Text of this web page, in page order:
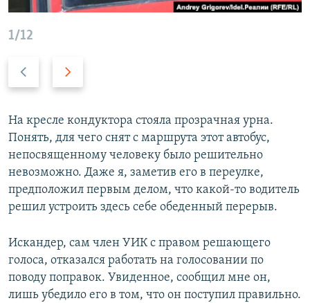
1/12
д
ы
д
у
щ
и
с
л
а
й
д
у
ю
щ
и
й
л
а
й
д
На кресле кондуктора стояла прозрачная урна.
Понять, для чего снят с маршрута этот автобус,
непосвященному человеку было решительно
невозможно. Даже я, заметив его в переулке,
предположил первым делом, что какой-то водитель
решил устроить здесь себе обеденный перерыв.
Искандер, сам член УИК с правом решающего
голоса, отказался работать на голосовании по
поводу поправок. Увиденное, сообщил мне он,
лишь убедило его в том, что он поступил правильно.